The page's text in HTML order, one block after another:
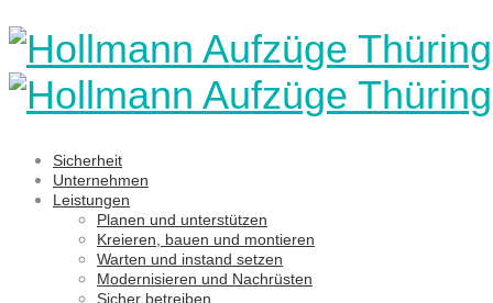
Sicherheit
Unternehmen
Leistungen
Planen und unterstützen
Kreieren, bauen und montieren
Warten und instand setzen
Modernisieren und Nachrüsten
Sicher betreiben